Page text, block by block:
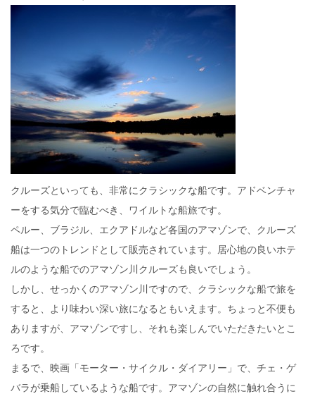
クルーズといっても、非常にクラシックな船です。アドベンチャ
ーをする気分で臨むべき、ワイルトな船旅です。
ペルー、ブラジル、エクアドルなど各国のアマゾンで、クルーズ
船は一つのトレンドとして販売されています。居心地の良いホテ
ルのような船でのアマゾン川クルーズも良いでしょう。
しかし、せっかくのアマゾン川ですので、クラシックな船で旅を
すると、より味わい深い旅になるともいえます。ちょっと不便も
ありますが、アマゾンですし、それも楽しんでいただきたいとこ
ろです。
まるで、映画「モーター・サイクル・ダイアリー」で、チェ・ゲ
バラが乗船しているような船です。アマゾンの自然に触れ合うに